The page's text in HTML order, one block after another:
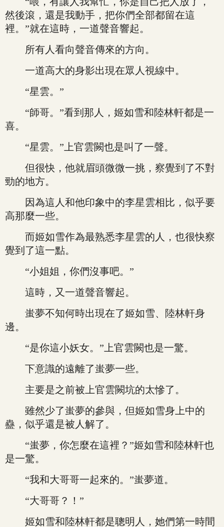
然後滾，還是我動手，把你們全部都留在這
裡。”就在這時，一道聲音響起。
所有人看向聲音傳來的方向。
一道高大的身影出現在眾人視線中。
“星雲。”
“師哥。”看到那人，姬如雪和陸林軒都是一
喜。
“星雲。”上官雲闕也是叫了一聲。
但很快，他就眉頭微微一挑，察覺到了不對
勁的地方。
因為這人和他印象中的李星雲相比，似乎要
高那麼一些。
而姬如雪作為最熟悉李星雲的人，也很快察
覺到了這一點。
“小姐姐，你們沒事吧。”
這時，又一道聲音響起。
蚩夢不知何時出現在了姬如雪、陸林軒身
邊。
“是你這小妖女。”上官雲闕也是一驚。
下意識的遠離了蚩夢一些。
主要是之前被上官雲闕坑的太慘了。
雖然少了蚩夢的參與，但姬如雪身上中的
蠱，似乎還是被人解了。
“蚩夢，你怎麼在這裡？”姬如雪和陸林軒也
是一驚。
“我和大哥哥一起來的。”蚩夢道。
“大哥哥？！”
姬如雪和陸林軒都是聰明人，她們第一時間